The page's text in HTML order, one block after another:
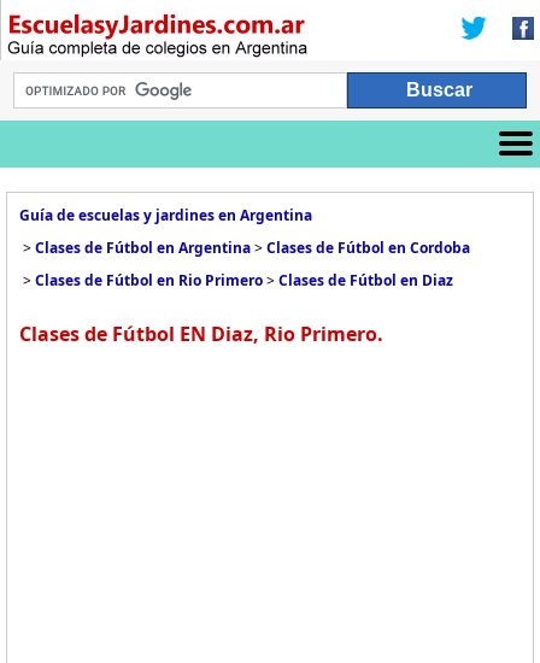
Guía de escuelas y jardines en Argentina
>Clases de Fútbol en Argentina>Clases de Fútbol en Cordoba
>Clases de Fútbol en Rio Primero>Clases de Fútbol en Diaz
Clases de Fútbol EN Diaz, Rio Primero.